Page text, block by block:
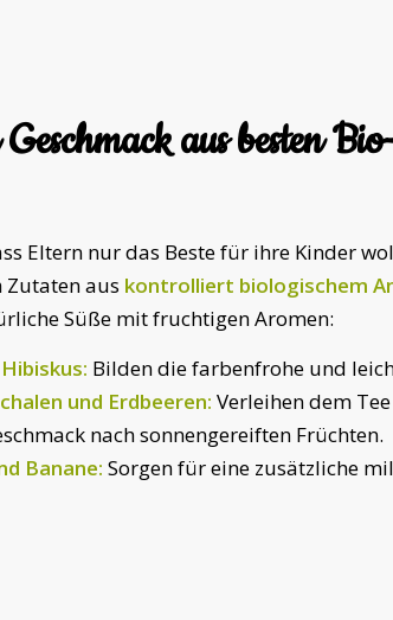
aus besten
Eltern nur das Beste für ihre Kinder
aus kontrolliert biologischem
Süße mit fruchtigen Aromen:
Bilden die farbenfrohe und
und Erdbeeren: Verleihen dem
nach sonnengereiften Früchten.
Banane: Sorgen für eine zusätzliche